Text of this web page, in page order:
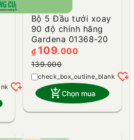
heart_plus
Bộ 5 Đầu tưới xoay
90 độ chính hãng
Gardena 01368-20
₫ 109.000
139.000
heart_plus
add_shopping_cartChọn mua